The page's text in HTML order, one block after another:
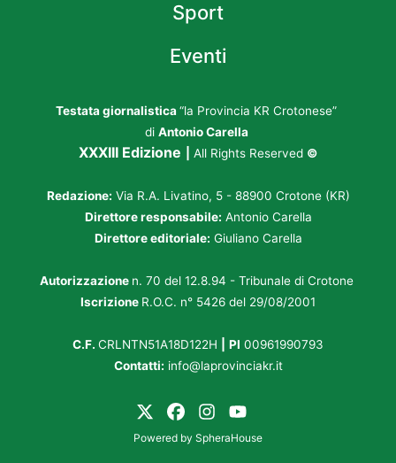
Sport
Eventi
Testata giornalistica “la Provincia KR Crotonese”
di Antonio Carella
XXXIII Edizione All Rights Reserved ©
Redazione: Via R.A. Livatino, 5 - 88900 Crotone (KR)
Direttore responsabile: Antonio Carella
Direttore editoriale: Giuliano Carella
Autorizzazione n. 70 del 12.8.94 - Tribunale di Crotone
Iscrizione R.O.C. n° 5426 del 29/08/2001
C.F. CRLNTN51A18D122H PI 00961990793
Contatti: info@laprovinciakr.it
Powered by SpheraHouse